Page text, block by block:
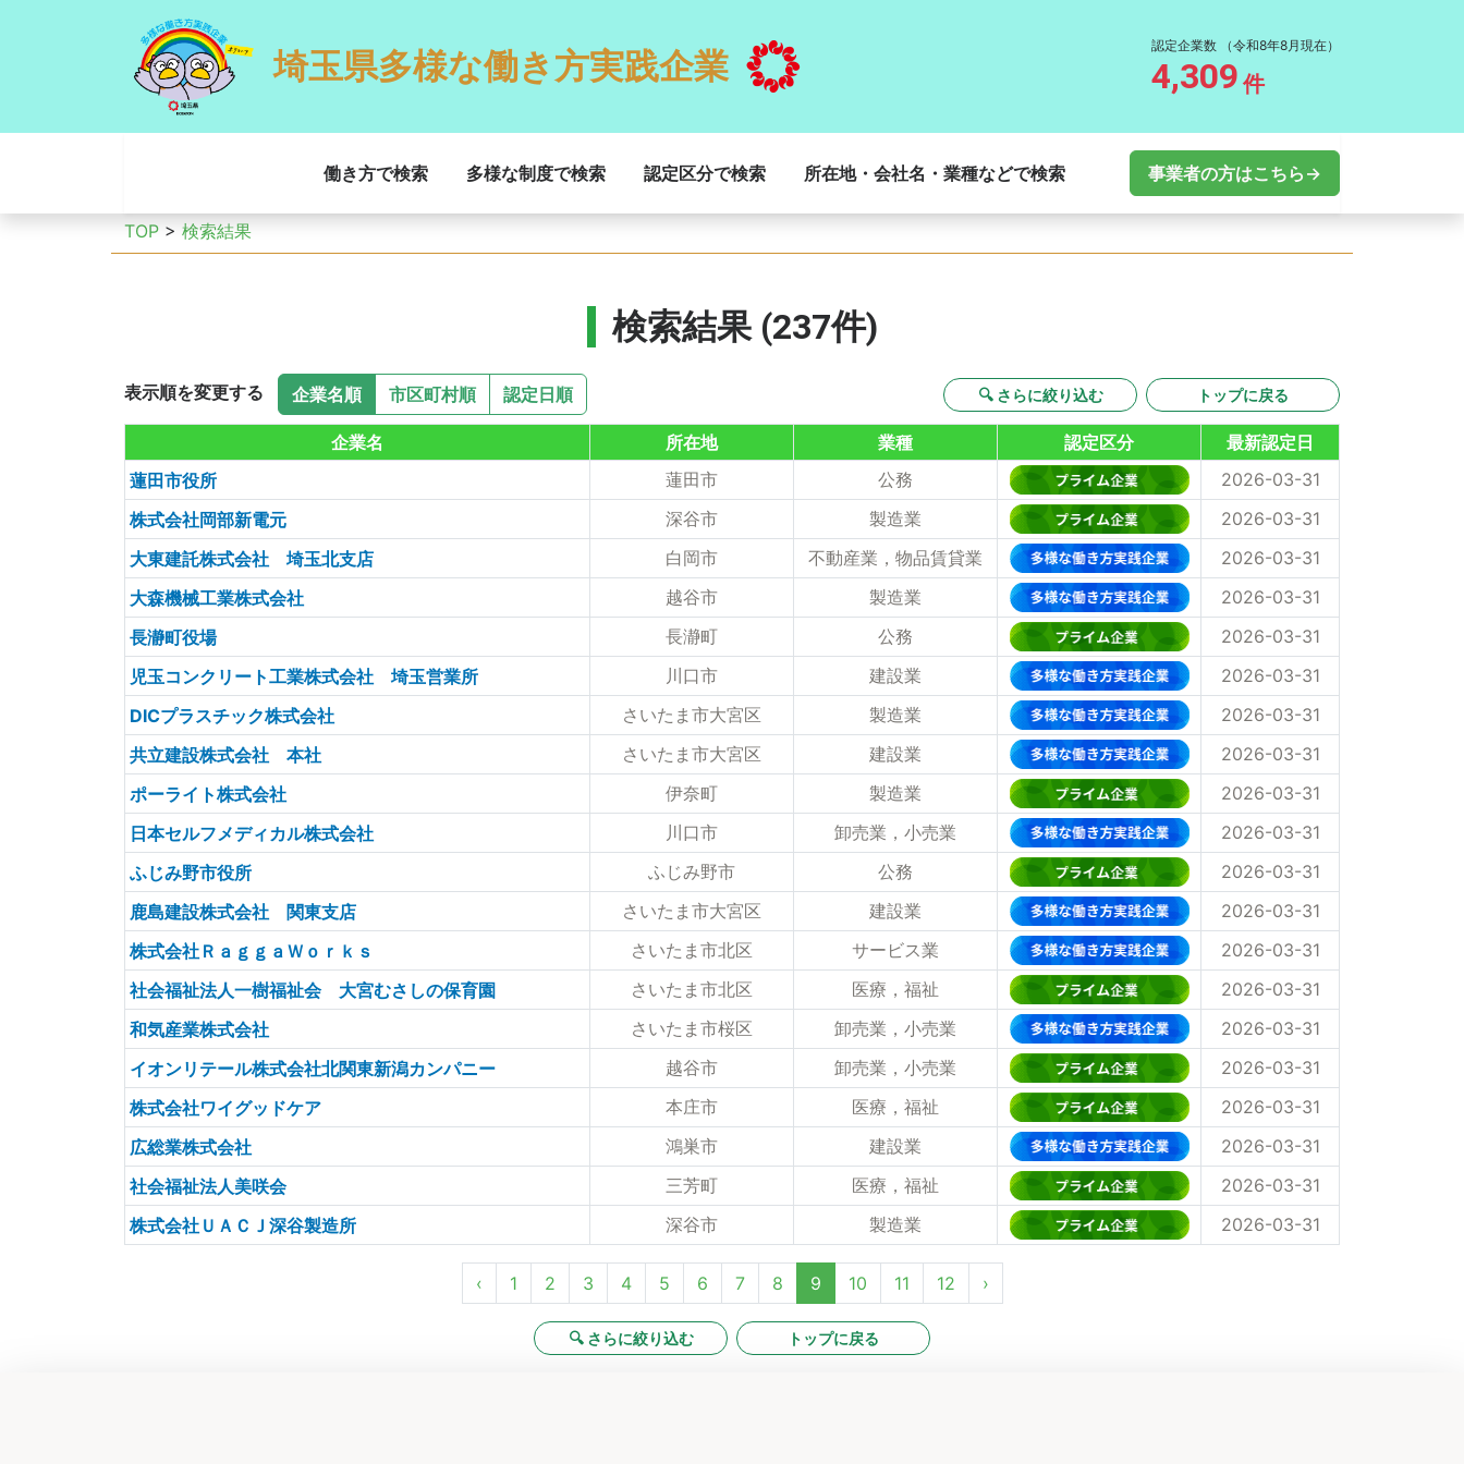
埼玉県多様な働き方実践企業
認定企業数 （令和8年8月現在）
4,309 件
働き方で検索 多様な制度で検索 認定区分で検索 所在地・会社名・業種などで検索 事業者の方はこちら→
TOP > 検索結果
検索結果 (237件)
表示順を変更する 企業名順 市区町村順 認定日順 🔍 さらに絞り込む トップに戻る
企業名 所在地 業種 認定区分
最新認定日
蓮田市役所
蓮田市 公務
2026-03-31
株式会社岡部新電元
深谷市 製造業
2026-03-31
大東建託株式会社 埼玉北支店
白岡市 不動産業，物品賃貸業
2026-03-31
大森機械工業株式会社
越谷市 製造業
2026-03-31
長瀞町役場
長瀞町 公務
2026-03-31
児玉コンクリート工業株式会社 埼玉営業所
川口市 建設業
2026-03-31
DICプラスチック株式会社
さいたま市大宮区 製造業
2026-03-31
共立建設株式会社 本社
さいたま市大宮区 建設業
2026-03-31
ポーライト株式会社
伊奈町 製造業
2026-03-31
日本セルフメディカル株式会社
川口市 卸売業，小売業
2026-03-31
ふじみ野市役所
ふじみ野市 公務
2026-03-31
鹿島建設株式会社 関東支店
さいたま市大宮区 建設業
2026-03-31
株式会社ＲａｇｇａＷｏｒｋｓ
さいたま市北区 サービス業
2026-03-31
社会福祉法人一樹福祉会 大宮むさしの保育園
さいたま市北区 医療，福祉
2026-03-31
和気産業株式会社
さいたま市桜区 卸売業，小売業
2026-03-31
イオンリテール株式会社北関東新潟カンパニー
越谷市 卸売業，小売業
2026-03-31
株式会社ワイグッドケア
本庄市 医療，福祉
2026-03-31
広総業株式会社
鴻巣市 建設業
2026-03-31
社会福祉法人美咲会
三芳町 医療，福祉
2026-03-31
株式会社ＵＡＣＪ深谷製造所
深谷市 製造業 2026-03-31
‹ 1 2 3 4 5 6 7 8 9 10 11 12 ›
🔍 さらに絞り込む トップに戻る